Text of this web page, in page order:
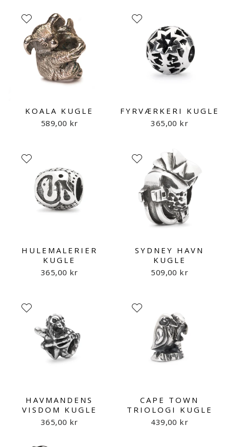
KOALA KUGLE
589,00 kr
FYRVÆRKERI KUGLE
365,00 kr
HULEMALERIER
KUGLE
365,00 kr
SYDNEY HAVN
KUGLE
509,00 kr
HAVMANDENS
VISDOM KUGLE
365,00 kr
CAPE TOWN
TRIOLOGI KUGLE
439,00 kr